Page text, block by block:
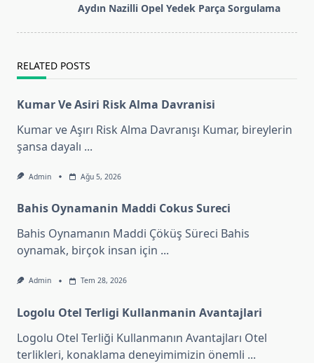
text">Page</span>
Aydın Nazilli Opel Yedek Parça Sorgulama
RELATED POSTS
Kumar Ve Asiri Risk Alma Davranisi
Kumar ve Aşırı Risk Alma Davranışı Kumar, bireylerin
şansa dayalı ...
Admin Ağu 5, 2026
Bahis Oynamanin Maddi Cokus Sureci
Bahis Oynamanın Maddi Çöküş Süreci Bahis
oynamak, birçok insan için ...
Admin Tem 28, 2026
Logolu Otel Terligi Kullanmanin Avantajlari
Logolu Otel Terliği Kullanmanın Avantajları Otel
terlikleri, konaklama deneyimimizin önemli ...